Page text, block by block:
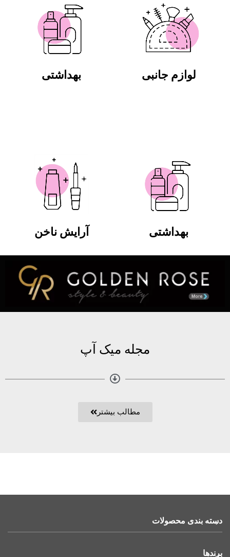
لوازم جانبی بهداشتی
بهداشتی آرایش ناخن
مجله میک آپ
مطالب بیشتر
دسته بندی محصولات
برندها